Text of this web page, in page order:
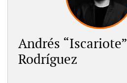
Andrés “Iscariote”
Rodríguez